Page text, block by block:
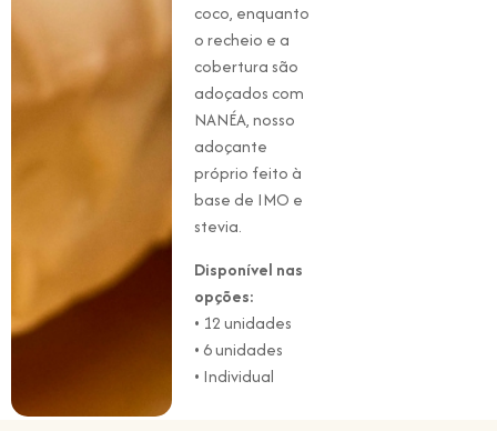
coco, enquanto
o recheio e a
cobertura são
adoçados com
NANÉA, nosso
adoçante
próprio feito à
base de IMO e
stevia.
Disponível nas
opções:
• 12 unidades
• 6 unidades
• Individual